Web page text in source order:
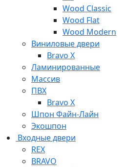
Wood Classic
Wood Flat
Wood Modern
Виниловые двери
Bravo X
Ламинированные
Массив
ПВХ
Bravo X
Шпон Файн-Лайн
Экошпон
Входные двери
REX
BRAVO